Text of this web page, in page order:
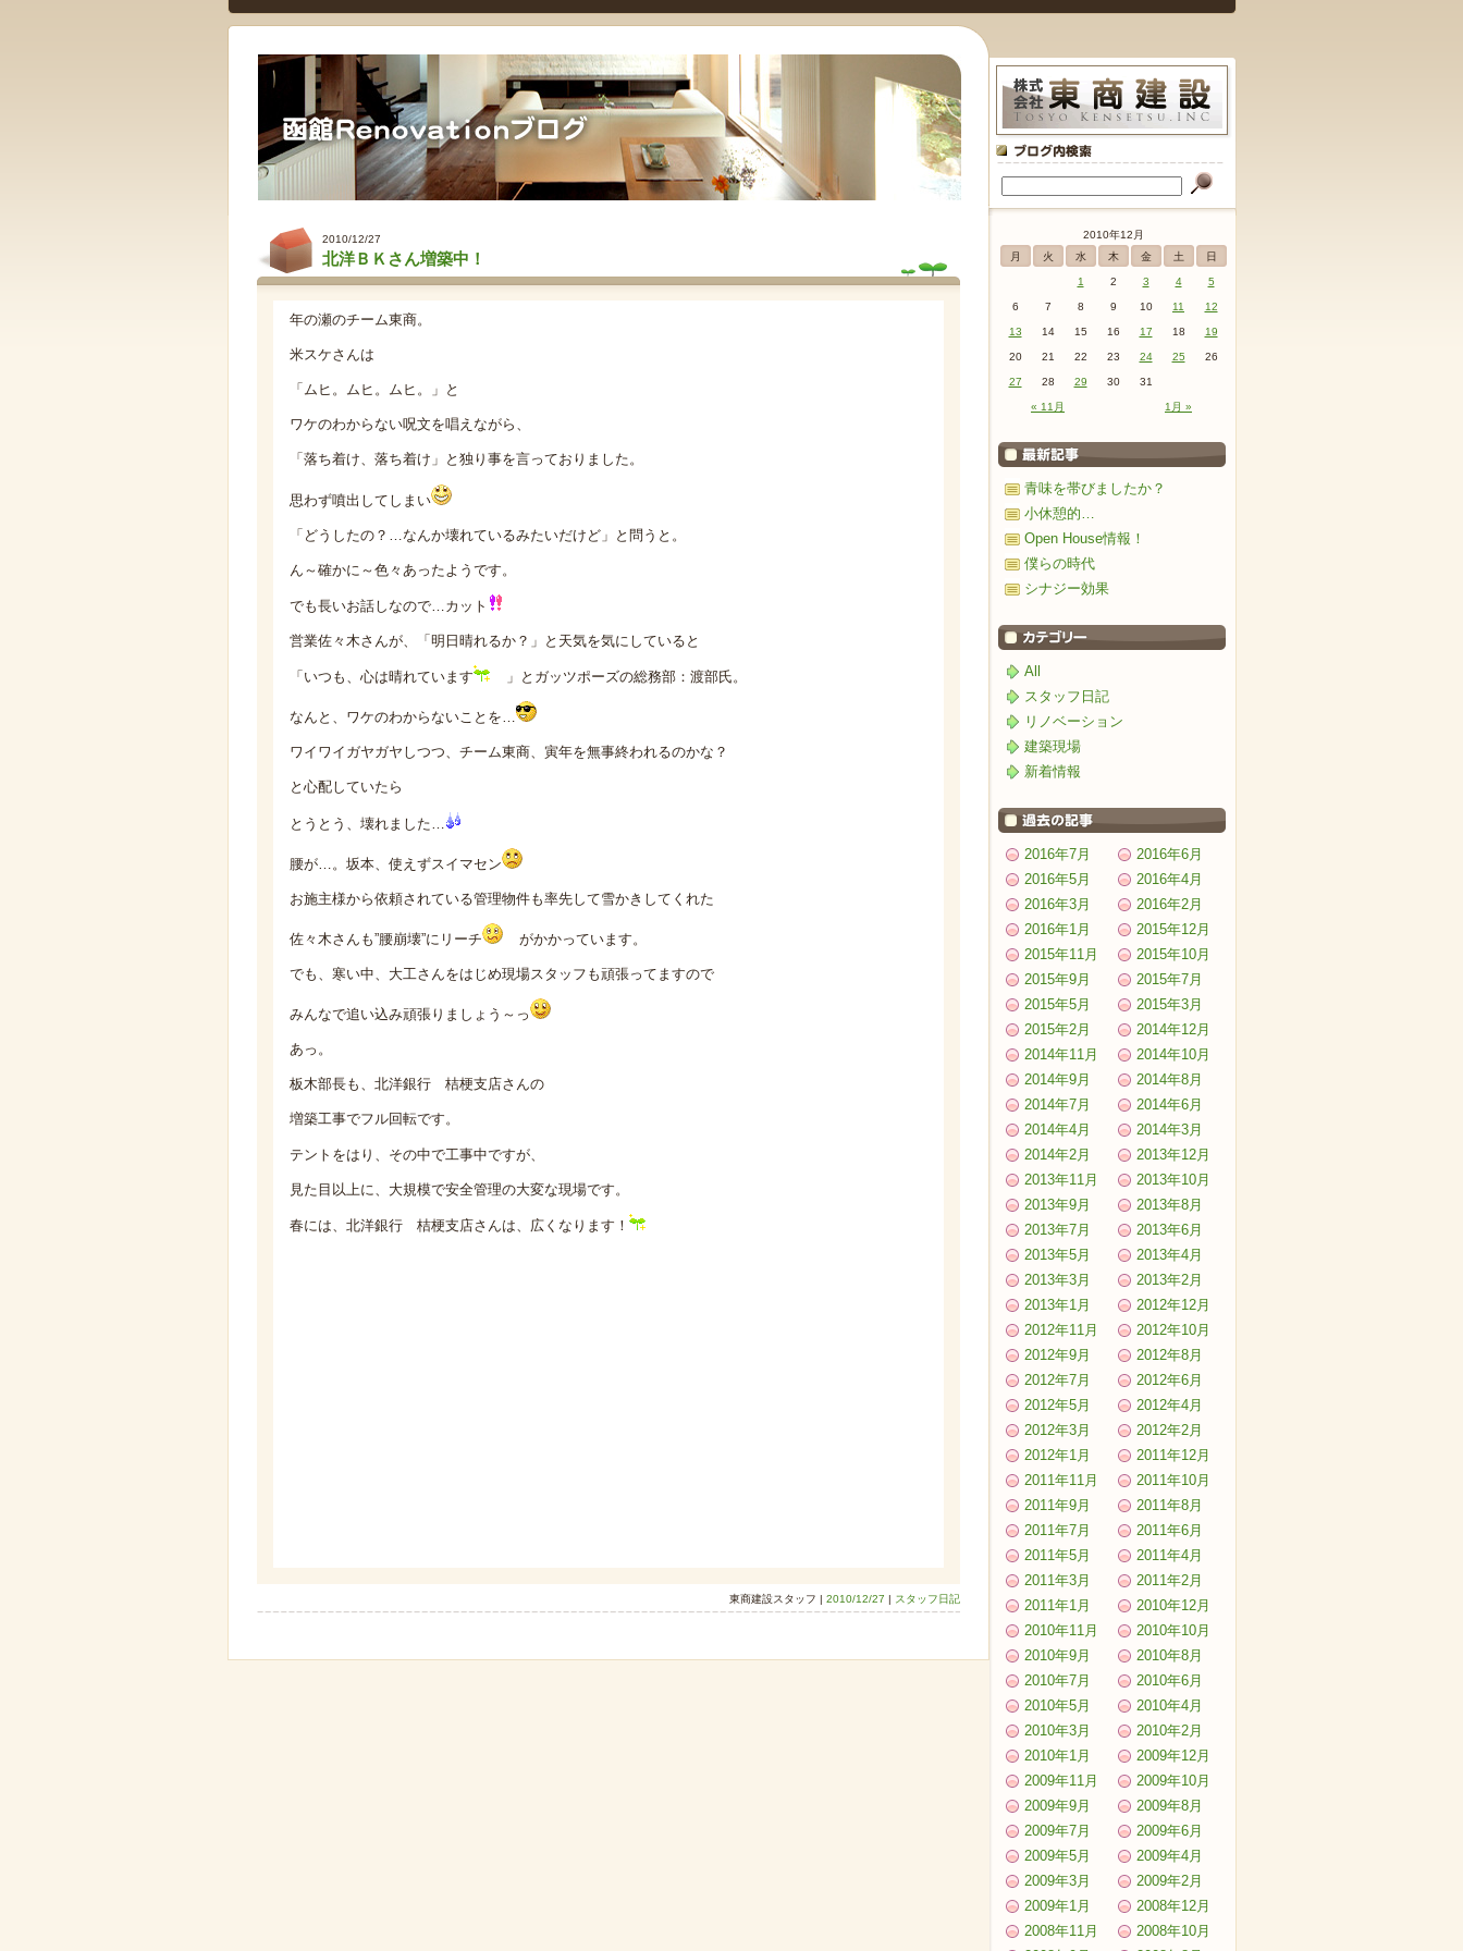
2010/12/27
北洋ＢＫさん増築中！
年の瀬のチーム東商。
米スケさんは
「ムヒ。ムヒ。ムヒ。」と
ワケのわからない呪文を唱えながら、
「落ち着け、落ち着け」と独り事を言っておりました。
思わず噴出してしまい
「どうしたの？…なんか壊れているみたいだけど」と問うと。
ん～確かに～色々あったようです。
でも長いお話しなので…カット
営業佐々木さんが、「明日晴れるか？」と天気を気にしていると
「いつも、心は晴れています 」とガッツポーズの総務部：渡部氏。
なんと、ワケのわからないことを…
ワイワイガヤガヤしつつ、チーム東商、寅年を無事終われるのかな？
と心配していたら
とうとう、壊れました…
腰が…。坂本、使えずスイマセン
お施主様から依頼されている管理物件も率先して雪かきしてくれた
佐々木さんも”腰崩壊”にリーチ がかかっています。
でも、寒い中、大工さんをはじめ現場スタッフも頑張ってますので
みんなで追い込み頑張りましょう～っ
あっ。
板木部長も、北洋銀行 桔梗支店さんの
増築工事でフル回転です。
テントをはり、その中で工事中ですが、
見た目以上に、大規模で安全管理の大変な現場です。
春には、北洋銀行 桔梗支店さんは、広くなります！
東商建設スタッフ | 2010/12/27 | スタッフ日記
2010年12月
月
火 水 木 金 土 日
« 11月 1月 »
1 2 3 4 5
6 7 8 9 10 11 12
13 14 15 16 17 18 19
20 21 22 23 24 25 26
27 28 29 30 31
青味を帯びましたか？
小休憩的…
Open House情報！
僕らの時代
シナジー効果
All
スタッフ日記
リノベーション
建築現場
新着情報
2016年7月
2016年6月
2016年5月
2016年4月
2016年3月
2016年2月
2016年1月
2015年12月
2015年11月
2015年10月
2015年9月
2015年7月
2015年5月
2015年3月
2015年2月
2014年12月
2014年11月
2014年10月
2014年9月
2014年8月
2014年7月
2014年6月
2014年4月
2014年3月
2014年2月
2013年12月
2013年11月
2013年10月
2013年9月
2013年8月
2013年7月
2013年6月
2013年5月
2013年4月
2013年3月
2013年2月
2013年1月
2012年12月
2012年11月
2012年10月
2012年9月
2012年8月
2012年7月
2012年6月
2012年5月
2012年4月
2012年3月
2012年2月
2012年1月
2011年12月
2011年11月
2011年10月
2011年9月
2011年8月
2011年7月
2011年6月
2011年5月
2011年4月
2011年3月
2011年2月
2011年1月
2010年12月
2010年11月
2010年10月
2010年9月
2010年8月
2010年7月
2010年6月
2010年5月
2010年4月
2010年3月
2010年2月
2010年1月
2009年12月
2009年11月
2009年10月
2009年9月
2009年8月
2009年7月
2009年6月
2009年5月
2009年4月
2009年3月
2009年2月
2009年1月
2008年12月
2008年11月
2008年10月